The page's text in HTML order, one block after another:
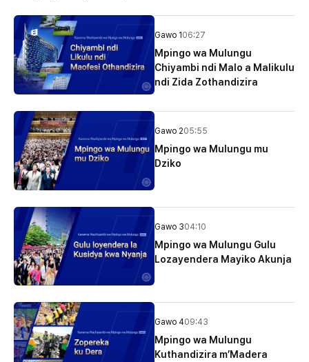
Gawo 1 06:27
Mpingo wa Mulungu
Chiyambi ndi Malo a Malikulu
ndi Zida Zothandizira
Gawo 205:55
Mpingo wa Mulungu mu
Dziko
Gawo 304:10
Mpingo wa Mulungu Gulu
Lozayendera Mayiko Akunja
Gawo 409:43
Mpingo wa Mulungu
Kuthandizira m’Madera